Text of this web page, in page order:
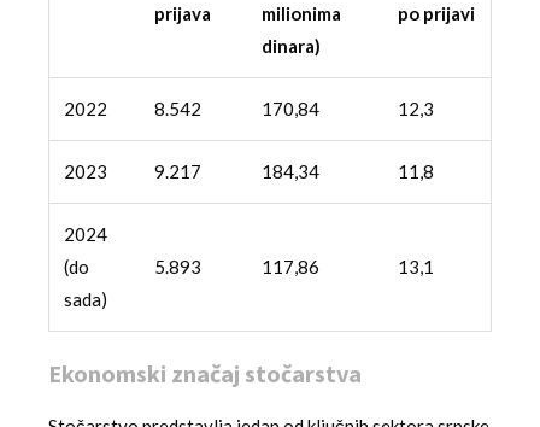
prijava
milionima
dinara)
po prijavi
2022 8.542 170,84 12,3
2023 9.217 184,34 11,8
2024
(do
sada)
5.893 117,86 13,1
Ekonomski značaj stočarstva